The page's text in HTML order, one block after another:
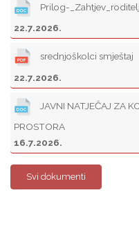
Prilog-
22.7.2026.
srednjoškolci smještaj
22.7.2026.
JAVNI NATJEČAJ ZA
PROSTORA
16.7.2026.
Svi dokumenti